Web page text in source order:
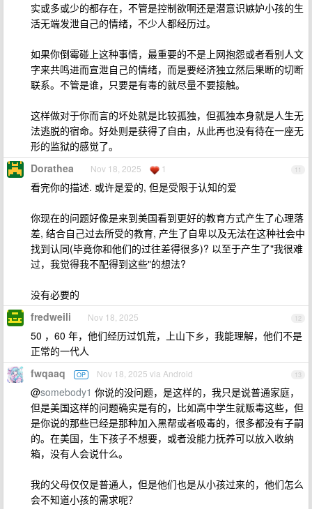
实或多或少的都存在，不管是控制欲啊还是潜意识嫉妒小孩的生
活无端发泄自己的情绪，不少人都经历过。
如果你倒霉碰上这种事情，最重要的不是上网抱怨或者看别人文
字来共鸣进而宣泄自己的情绪，而是要经济独立然后果断的切断
联系。不管是谁，只要是有毒的就尽量不要接触。
这样做对于你而言的坏处就是比较孤独，但孤独本身就是人生无
法逃脱的宿命。好处则是获得了自由，从此再也没有待在一座无
形的监狱的感觉了。
11
Dorathea Nov 18, 2025 1
看完你的描述. 或许是爱的, 但是受限于认知的爱
你现在的问题好像是来到美国看到更好的教育方式产生了心理落
差, 结合自己过去所受的教育, 产生了自卑以及无法在这种社会中
找到认同(毕竟你和他们的过往差得很多)? 以至于产生了"我很难
过，我觉得我不配得到这些"的想法?
没有必要的
12
fredweili Nov 18, 2025
50 ，60 年，他们经历过饥荒，上山下乡，我能理解，他们不是
正常的一代人
13
fwqaaq OP Nov 18, 2025 via Android
@somebody1 你说的没问题，是这样的，我只是说普通家庭，
但是美国这样的问题确实是有的，比如高中学生就贩毒这些，但
是你说的那些已经是那种加入黑帮或者吸毒的，很多都没有子嗣
的。在美国，生下孩子不想要，或者没能力抚养可以放入收纳
箱，没有人会说什么。
我的父母仅仅是普通人，但是他们也是从小孩过来的，他们怎么
会不知道小孩的需求呢？